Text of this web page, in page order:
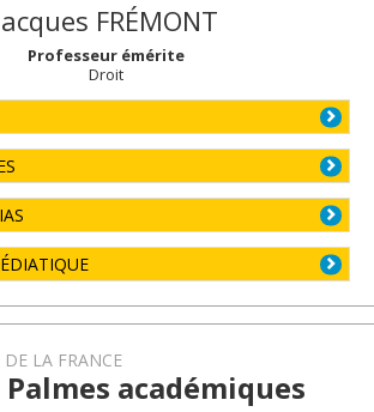
FRÉMONT
Professeur émérite
Droit
LA FRANCE
académiques